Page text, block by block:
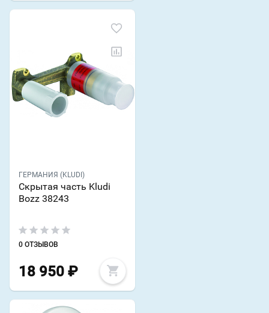
ГЕРМАНИЯ (KLUDI)
Скрытая часть Kludi
Bozz 38243
0 ОТЗЫВОВ
18 950 ₽